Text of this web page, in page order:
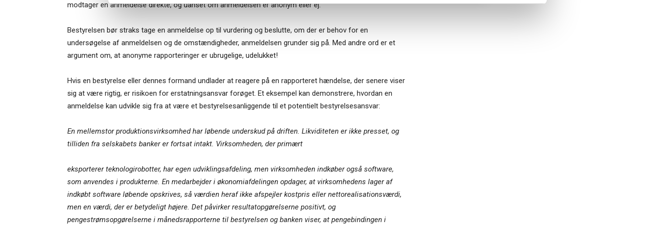
modtager en anmeldelse direkte, og uanset om anmeldelsen er anonym eller ej.
Bestyrelsen bør straks tage en anmeldelse op til vurdering og beslutte, om der er behov for en
undersøgelse af anmeldelsen og de omstændigheder, anmeldelsen grunder sig på. Med andre ord er et
argument om, at anonyme rapporteringer er ubrugelige, udelukket!
Hvis en bestyrelse eller dennes formand undlader at reagere på en rapporteret hændelse, der senere viser
sig at være rigtig, er risikoen for erstatningsansvar forøget. Et eksempel kan demonstrere, hvordan en
anmeldelse kan udvikle sig fra at være et bestyrelsesanliggende til et potentielt bestyrelsesansvar:
En mellemstor produktionsvirksomhed har løbende underskud på driften. Likviditeten er ikke presset, og
tilliden fra selskabets banker er fortsat intakt. Virksomheden, der primært
eksporterer teknologirobotter, har egen udviklingsafdeling, men virksomheden indkøber også software,
som anvendes i produkterne. En medarbejder i økonomiafdelingen opdager, at virksomhedens lager af
indkøbt software løbende opskrives, så værdien heraf ikke afspejler kostpris eller nettorealisationsværdi,
men en værdi, der er betydeligt højere. Det påvirker resultatopgørelserne positivt, og
pengestrømsopgørelserne i månedsrapporterne til bestyrelsen og banken viser, at pengebindingen i